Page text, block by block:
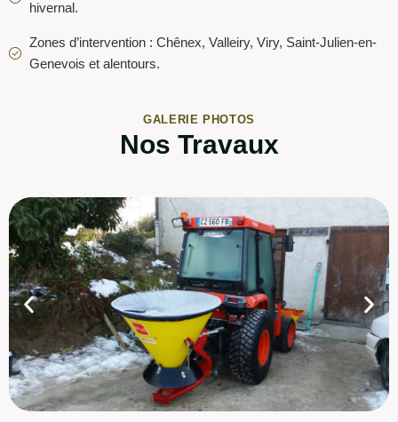
hivernal.
Zones d’intervention : Chênex, Valleiry, Viry, Saint-Julien-en-
Genevois et alentours.
GALERIE PHOTOS
Nos Travaux